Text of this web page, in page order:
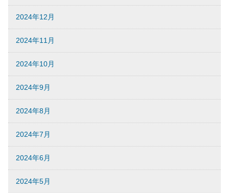
2024年12月
2024年11月
2024年10月
2024年9月
2024年8月
2024年7月
2024年6月
2024年5月